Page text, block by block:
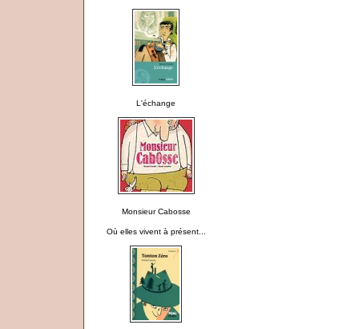
L'échange
Monsieur Cabosse
Où elles vivent à présent...